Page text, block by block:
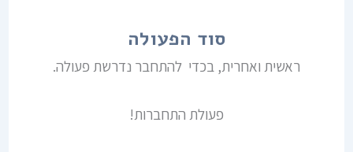
סוד הפעולה
ראשית ואחרית, בכדי להתחבר נדרשת פעולה.
פעולת התחברות!